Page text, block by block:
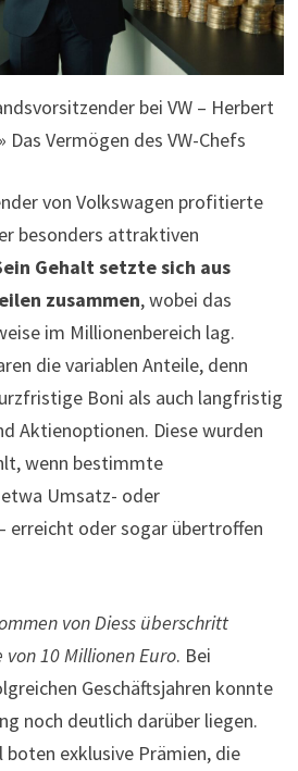
bei VW – Herbert
Das Vermögen des VW-Chefs
von Volkswagen profitierte
besonders attraktiven
Gehalt setzte sich aus
zusammen, wobei das
im Millionenbereich lag.
die variablen Anteile, denn
Boni als auch langfristig
Aktienoptionen. Diese wurden
wenn bestimmte
Umsatz- oder
erreicht oder sogar übertroffen
von Diess überschritt
10 Millionen Euro. Bei
Geschäftsjahren konnte
noch deutlich darüber liegen.
exklusive Prämien, die